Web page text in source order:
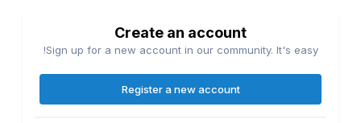
Create an account
Sign up for a new account in our community. It's easy!
Register a new account